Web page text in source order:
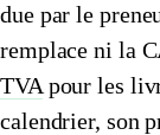
due par le
remplace ni la
TVApour les
calendrier, son